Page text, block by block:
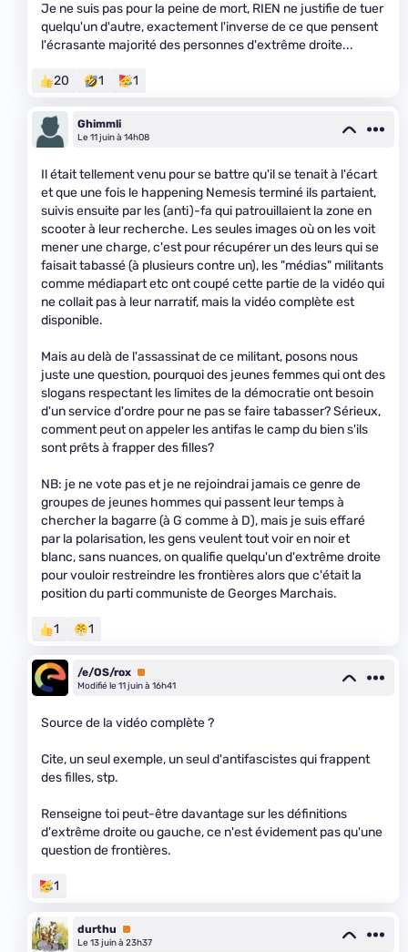
Je ne suis pas pour la peine de mort, RIEN ne justifie de tuer
quelqu'un d'autre, exactement l'inverse de ce que pensent
l'écrasante majorité des personnes d'extrême droite...
20 1 1
Ghimmli
Le 11 juin à 14h08
Il était tellement venu pour se battre qu'il se tenait à l'écart
et que une fois le happening Nemesis terminé ils partaient,
suivis ensuite par les (anti)-fa qui patrouillaient la zone en
scooter à leur recherche. Les seules images où on les voit
mener une charge, c'est pour récupérer un des leurs qui se
faisait tabassé (à plusieurs contre un), les "médias" militants
comme médiapart etc ont coupé cette partie de la vidéo qui
ne collait pas à leur narratif, mais la vidéo complète est
disponible.
Mais au delà de l'assassinat de ce militant, posons nous
juste une question, pourquoi des jeunes femmes qui ont des
slogans respectant les limites de la démocratie ont besoin
d'un service d'ordre pour ne pas se faire tabasser? Sérieux,
comment peut on appeler les antifas le camp du bien s'ils
sont prêts à frapper des filles?
NB: je ne vote pas et je ne rejoindrai jamais ce genre de
groupes de jeunes hommes qui passent leur temps à
chercher la bagarre (à G comme à D), mais je suis effaré
par la polarisation, les gens veulent tout voir en noir et
blanc, sans nuances, on qualifie quelqu'un d'extrême droite
pour vouloir restreindre les frontières alors que c'était la
position du parti communiste de Georges Marchais.
1 1
/e/OS/rox Premium
Modifié le 11 juin à 16h41
Source de la vidéo complète ?
Cite, un seul exemple, un seul d'antifascistes qui frappent
des filles, stp.
Renseigne toi peut-être davantage sur les définitions
d'extrême droite ou gauche, ce n'est évidement pas qu'une
question de frontières.
1
durthu
Premium
Le 13 juin à 23h37